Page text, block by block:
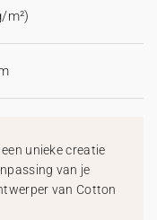
m²)
unieke creatie
van je
van Cotton